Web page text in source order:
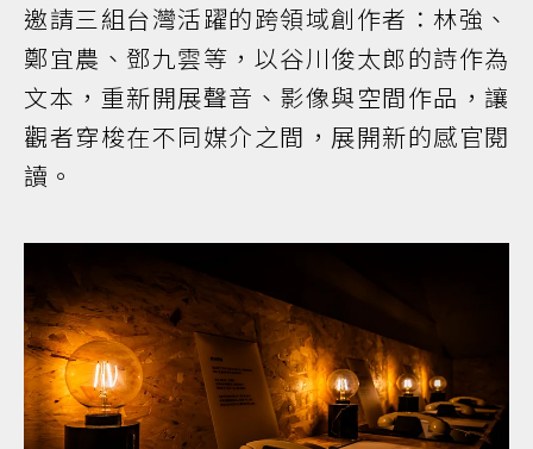
邀請三組台灣活躍的跨領域創作者：林強、
鄭宜農、鄧九雲等，以谷川俊太郎的詩作為
文本，重新開展聲音、影像與空間作品，讓
觀者穿梭在不同媒介之間，展開新的感官閱
讀。